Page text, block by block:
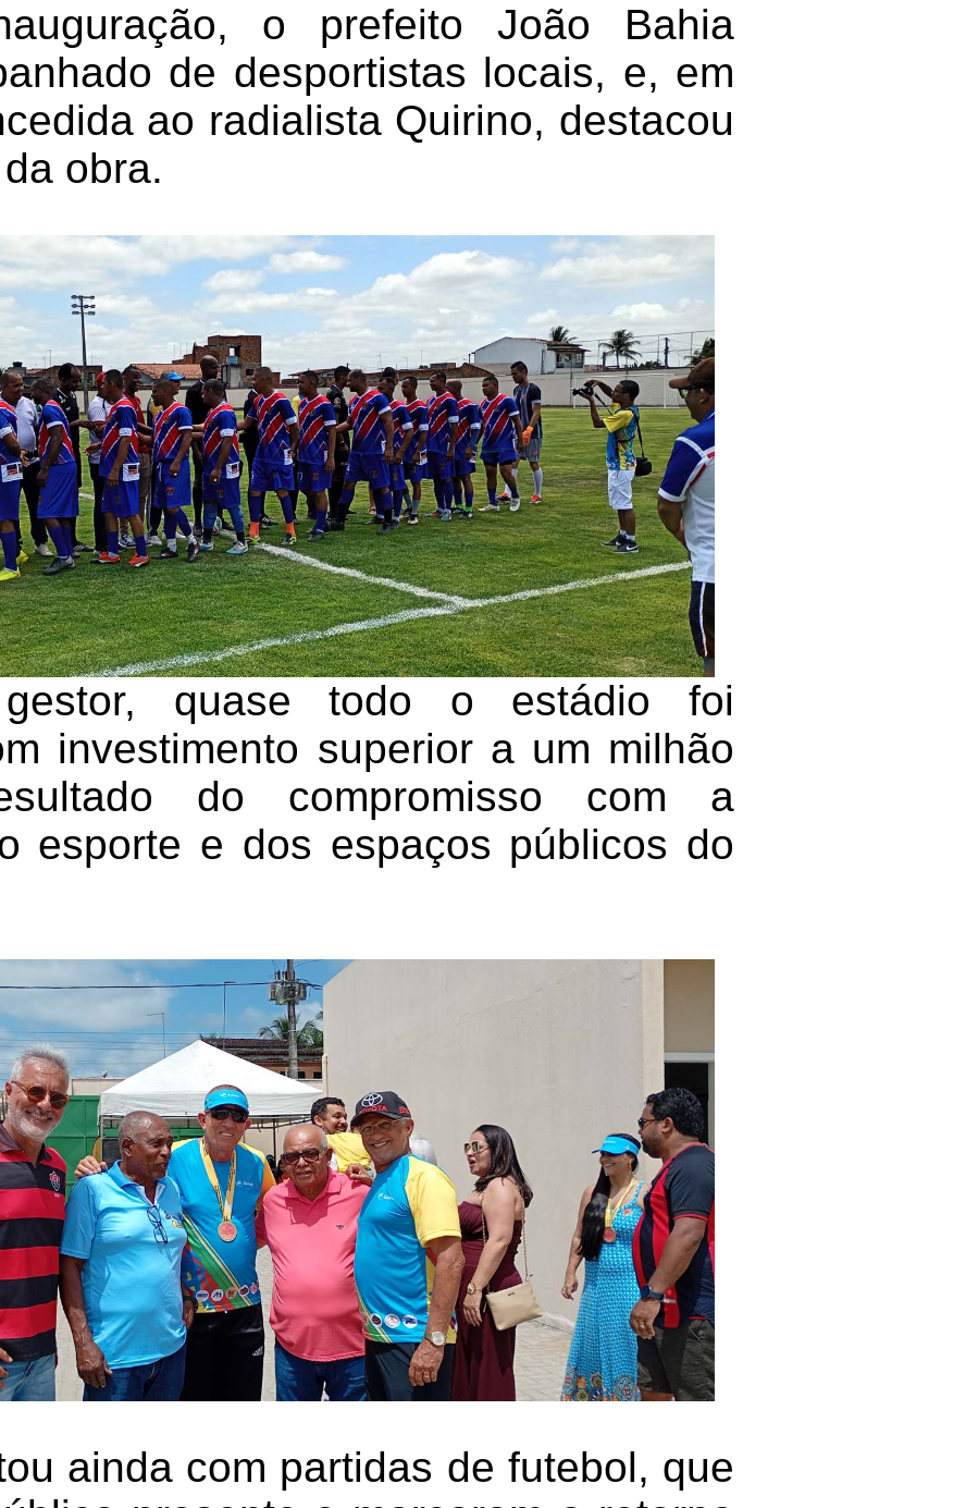
o prefeito João Bahia
de desportistas locais, e, em
ao radialista Quirino, destacou
obra.
quase todo o estádio foi
investimento superior a um milhão
do compromisso com a
esporte e dos espaços públicos do
ainda com partidas de futebol, que